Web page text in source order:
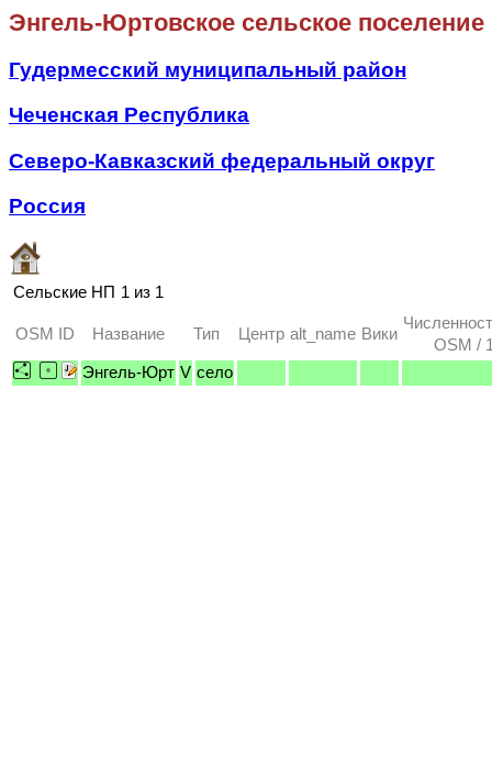
Энгель-Юртовское сельское поселение
Гудермесский муниципальный район
Чеченская Республика
Северо-Кавказский федеральный округ
Россия
Сельские НП 1 из 1
OSM ID Название Тип Центр alt_name Вики
OSM /
Энгель-Юрт V село